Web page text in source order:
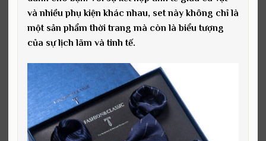
và nhiều phụ kiện khác nhau, set này không chỉ là
một sản phẩm thời trang mà còn là biểu tượng
của sự lịch lãm và tinh tế.